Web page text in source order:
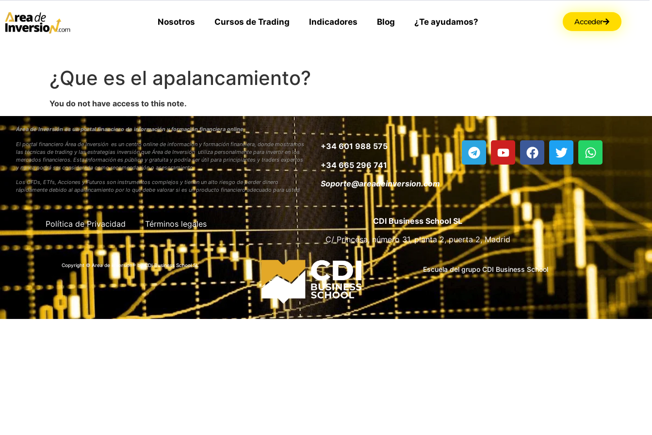
Nosotros Cursos de Trading Indicadores Blog ¿Te ayudamos? Acceder
¿Que es el apalancamiento?
You do not have access to this note.
Área de Inversión es un portal financiero de información y formación financiera online
El portal financiero Área de Inversión es un centro online de información y formación financiera, donde mostramos
las técnicas de trading y las estrategias inversión que Área de Inversión utiliza personalmente para invertir en los
mercados financieros. Esta Información es pública y gratuita y podría ser útil para principiantes y traders expertos
y nunca podrá ser considerada como recomendación o asesoramiento
Los CFDs, ETfs, Acciones y Futuros son instrumentos complejos y tienen un alto riesgo de perder dinero
rápidamente debido al apalancamiento por lo que debe valorar si es un producto financiero adecuado para usted
+34 601 988 575
+34 665 296 741
Soporte@areadeinversion.com
Política de Privacidad Términos legales
CDI Business School SL
C/ Princesa, número 31, planta 2, puerta 2, Madrid
Copyright © Area de inversion® by CDI Business School SL Escuela del grupo CDI Business School